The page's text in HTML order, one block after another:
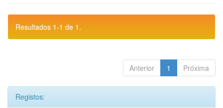
Resultados 1-1 de 1.
Anterior 1 Próxima
Registos: